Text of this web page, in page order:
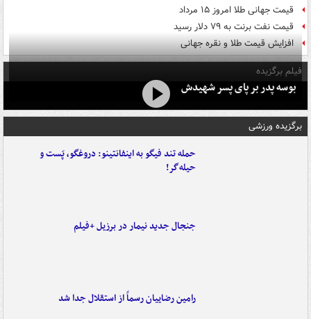
قیمت جهانی طلا امروز ۱۵ مرداد
قیمت نفت برنت به ۷۹ دلار رسید
افزایش قیمت طلا و نقره جهانی
فیلم برگزیده
بوسه‌ پدر بر پای پسر شهیدش
برگزیده ورزشی
حمله تند فیگو به اینفانتینو: دروغگو، پَست‌ و
حیله‌گر!
جنجال جدید نیمار در برزیل +فیلم
رامین رضاییان رسماً از استقلال جدا شد